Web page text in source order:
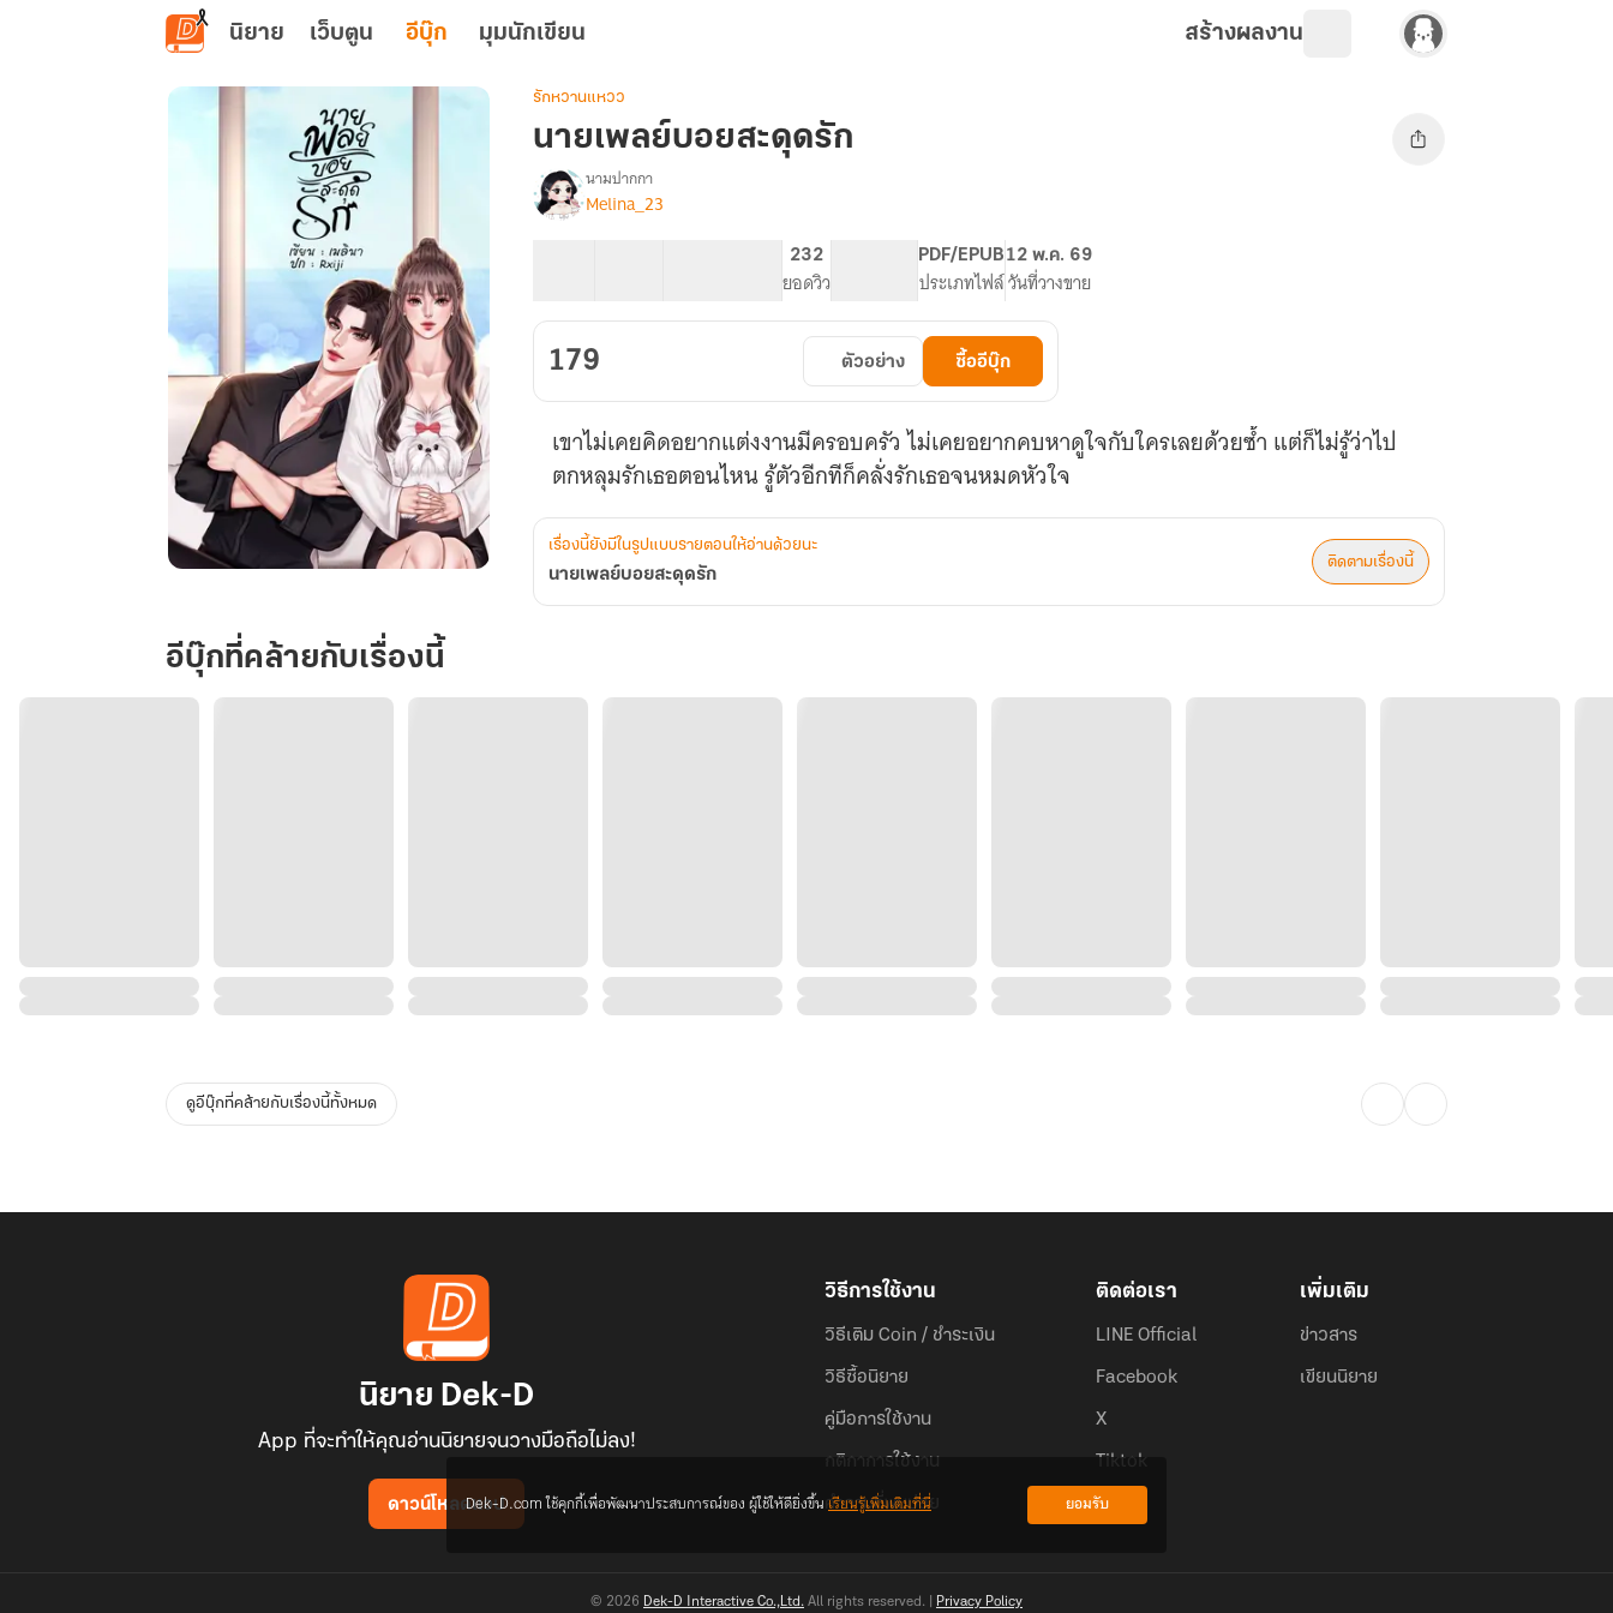
ข้ามไปยังเนื้อหาหลัก
นิยาย เว็บตูน อีบุ๊ก มุมนักเขียน สร้างผลงาน
สะดุด
รัก
รักหวานแหวว
นายเพลย์บอยสะดุดรัก
เรื่อง
นาย
เพลย์บอย
นามปากกา
Melina_23
232
ยอดวิว
PDF/EPUB
ประเภทไฟล์
12 พ.ค. 69
วันที่วางขาย
179 ตัวอย่าง ซื้ออีบุ๊ก
เขาไม่เคยคิดอยากแต่งงานมีครอบครัว ไม่เคยอยากคบหาดูใจกับใครเลยด้วยซ้ำ แต่ก็ไม่รู้ว่าไป
ตกหลุมรักเธอตอนไหน รู้ตัวอีกทีก็คลั่งรักเธอจนหมดหัวใจ
เรื่องนี้ยังมีในรูปแบบรายตอนให้อ่านด้วยนะ
นายเพลย์บอยสะดุดรัก
ติดตามเรื่องนี้
อีบุ๊กที่คล้ายกับเรื่องนี้
ดูอีบุ๊กที่คล้ายกับเรื่องนี้ทั้งหมด
นิยาย Dek-D
App ที่จะทำให้คุณอ่านนิยายจนวางมือถือไม่ลง!
ดาวน์โหลดแอป
วิธีการใช้งาน
วิธีเติม Coin / ชำระเงิน
วิธีซื้อนิยาย
คู่มือการใช้งาน
กติกาการใช้งาน
คำถามที่พบบ่อย
ติดต่อเรา
LINE Official
Facebook
X
Tiktok
เพิ่มเติม
ข่าวสาร
เขียนนิยาย
© 2026 Dek-D Interactive Co.,Ltd. All rights reserved. | Privacy Policy
Dek-D.com ใช้คุกกี้เพื่อพัฒนาประสบการณ์ของ ผู้ใช้ให้ดียิ่งขึ้นเรียนรู้เพิ่มเติมที่นี่ ยอมรับ